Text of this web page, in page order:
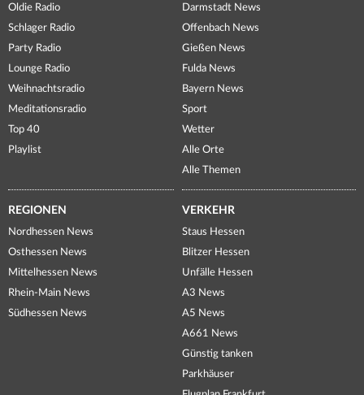
Oldie Radio
Schlager Radio
Party Radio
Lounge Radio
Weihnachtsradio
Meditationsradio
Top 40
Playlist
Darmstadt News
Offenbach News
Gießen News
Fulda News
Bayern News
Sport
Wetter
Alle Orte
Alle Themen
REGIONEN
Nordhessen News
Osthessen News
Mittelhessen News
Rhein-Main News
Südhessen News
VERKEHR
Staus Hessen
Blitzer Hessen
Unfälle Hessen
A3 News
A5 News
A661 News
Günstig tanken
Parkhäuser